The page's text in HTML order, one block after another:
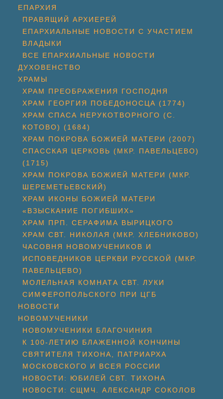
ЕПАРХИЯ
ПРАВЯЩИЙ АРХИЕРЕЙ
ЕПАРХИАЛЬНЫЕ НОВОСТИ С УЧАСТИЕМ
ВЛАДЫКИ
ВСЕ ЕПАРХИАЛЬНЫЕ НОВОСТИ
ДУХОВЕНСТВО
ХРАМЫ
ХРАМ ПРЕОБРАЖЕНИЯ ГОСПОДНЯ
ХРАМ ГЕОРГИЯ ПОБЕДОНОСЦА (1774)
ХРАМ СПАСА НЕРУКОТВОРНОГО (С.
КОТОВО) (1684)
ХРАМ ПОКРОВА БОЖИЕЙ МАТЕРИ (2007)
СПАССКАЯ ЦЕРКОВЬ (МКР. ПАВЕЛЬЦЕВО)
(1715)
ХРАМ ПОКРОВА БОЖИЕЙ МАТЕРИ (МКР.
ШЕРЕМЕТЬЕВСКИЙ)
ХРАМ ИКОНЫ БОЖИЕЙ МАТЕРИ
«ВЗЫСКАНИЕ ПОГИБШИХ»
ХРАМ ПРП. СЕРАФИМА ВЫРИЦКОГО
ХРАМ СВТ. НИКОЛАЯ (МКР. ХЛЕБНИКОВО)
ЧАСОВНЯ НОВОМУЧЕНИКОВ И
ИСПОВЕДНИКОВ ЦЕРКВИ РУССКОЙ (МКР.
ПАВЕЛЬЦЕВО)
МОЛЕЛЬНАЯ КОМНАТА СВТ. ЛУКИ
СИМФЕРОПОЛЬСКОГО ПРИ ЦГБ
НОВОСТИ
НОВОМУЧЕНИКИ
НОВОМУЧЕНИКИ БЛАГОЧИНИЯ
К 100-ЛЕТИЮ БЛАЖЕННОЙ КОНЧИНЫ
СВЯТИТЕЛЯ ТИХОНА, ПАТРИАРХА
МОСКОВСКОГО И ВСЕЯ РОССИИ
НОВОСТИ: ЮБИЛЕЙ СВТ. ТИХОНА
НОВОСТИ: СЩМЧ. АЛЕКСАНДР СОКОЛОВ